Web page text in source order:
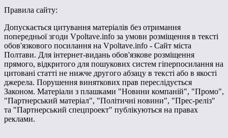
Правила сайту:
Допускається цитування матеріалів без отримання
попередньої згоди Vpoltave.info за умови розміщення в тексті
обов'язкового посилання на Vpoltave.info - Сайт міста
Полтави. Для інтернет-видань обов'язкове розміщення
прямого, відкритого для пошукових систем гіперпосилання на
цитовані статті не нижче другого абзацу в тексті або в якості
джерела. Порушення виняткових прав переслідується
Законом. Матеріали з плашками "Новини компаній", "Промо",
"Партнерський матеріал", "Політичні новини", "Прес-реліз"
та "Партнерський спецпроект" публікуються на правах
реклами.